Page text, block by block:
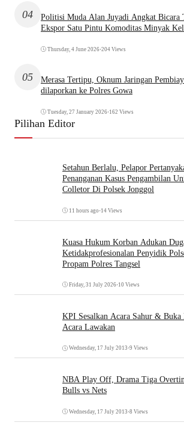
04
Politisi Muda Alan Juyadi Angkat Bicara
Ekspor Satu Pintu Komoditas Minyak
Thursday, 4 June 2026•204 Views
05
Merasa Tertipu, Oknum Jaringan
dilaporkan ke Polres Gowa
Tuesday, 27 January 2026•162 Views
Pilihan Editor
Setahun Berlalu, Pelapor
Penanganan Kasus Pengambilan
Colletor Di Polsek Jonggol
11 hours ago •14 Views
Kuasa Hukum Korban Adukan
Ketidakprofesionalan Penyidik
Propam Polres Tangsel
Friday, 31 July 2026•10 Views
KPI Sesalkan Acara Sahur & Buka
Acara Lawakan
Wednesday, 17 July 2013 •9 Views
NBA Play Off, Drama Tiga
Bulls vs Nets
Wednesday, 17 July 2013 •8 Views